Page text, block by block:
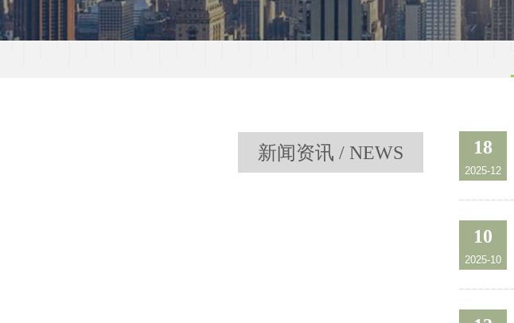
18
2025-12
10
2025-10
新闻资讯 / NEWS